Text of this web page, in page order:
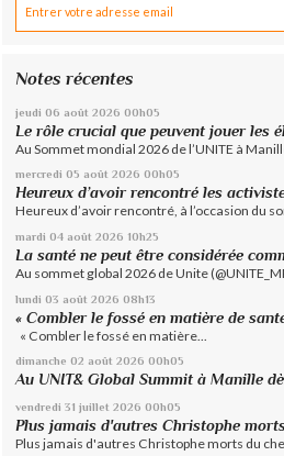
Notes récentes
jeudi 06 août 2026 00h05
Le rôle crucial que peuvent jouer les
Au Sommet mondial 2026 de l’UNITE à
mercredi 05 août 2026 00h05
Heureux d’avoir rencontré les
Heureux d’avoir rencontré, à l’occasion du
mardi 04 août 2026 10h25
La santé ne peut être considérée
Au sommet global 2026 de Unite
lundi 03 août 2026 08h13
« Combler le fossé en matière de
« Combler le fossé en matière...
dimanche 02 août 2026 00h05
Au UNIT& Global Summit à Manille
vendredi 31 juillet 2026 00h05
Plus jamais d'autres Christophe
Plus jamais d'autres Christophe morts du